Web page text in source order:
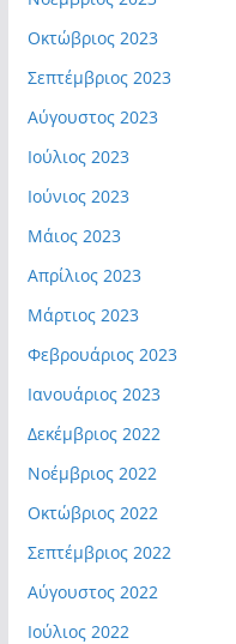
Οκτώβριος 2023
Σεπτέμβριος 2023
Αύγουστος 2023
Ιούλιος 2023
Ιούνιος 2023
Μάιος 2023
Απρίλιος 2023
Μάρτιος 2023
Φεβρουάριος 2023
Ιανουάριος 2023
Δεκέμβριος 2022
Νοέμβριος 2022
Οκτώβριος 2022
Σεπτέμβριος 2022
Αύγουστος 2022
Ιούλιος 2022